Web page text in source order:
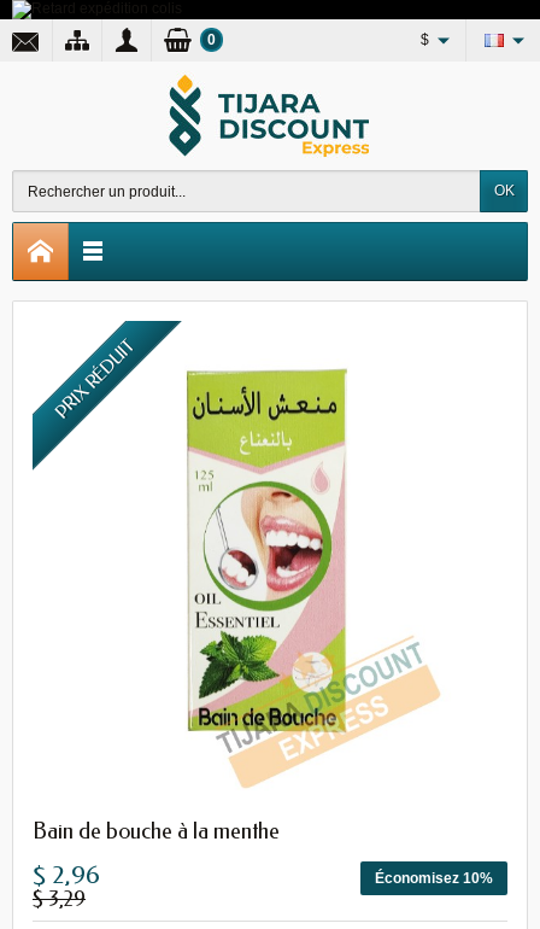
$
OK
0
PRIX RÉDUIT
Bain de bouche à la menthe
Économisez 10%
$ 2,96
$ 3,29